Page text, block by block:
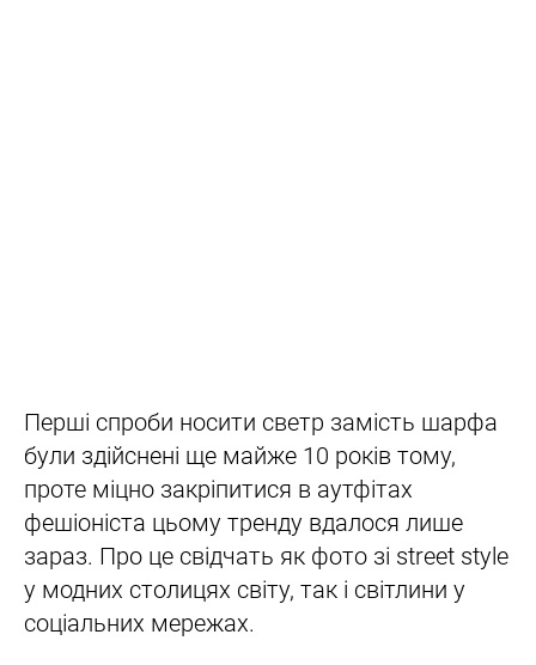
Перші спроби носити светр замість шарфа
були здійснені ще майже 10 років тому,
проте міцно закріпитися в аутфітах
фешіоніста цьому тренду вдалося лише
зараз. Про це свідчать як фото зі street style
у модних столицях світу, так і світлини у
соціальних мережах.